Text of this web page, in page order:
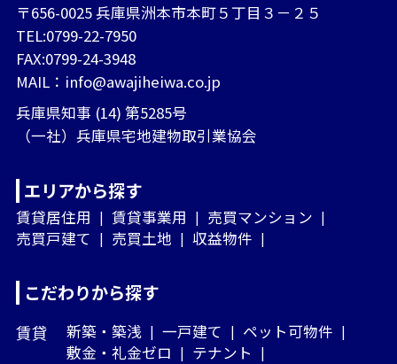
〒656-0025 兵庫県洲本市本町５丁目３－２５
TEL:0799-22-7950
FAX:0799-24-3948
MAIL： info@awajiheiwa.co.jp
兵庫県知事 (14) 第5285号
（一社）兵庫県宅地建物取引業協会
エリアから探す
賃貸居住用 賃貸事業用
売買マンション
売買戸建て
売買土地 収益物件
こだわりから探す
賃貸 新築・築浅 一戸建て
ペット可物件
敷金・礼金ゼロ
テナント